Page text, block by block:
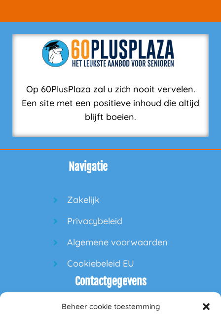
Beheer cookie toestemming
Op 60PlusPlaza zal u zich nooit vervelen.
Een site met een positieve inhoud die altijd
blijft boeien.
Navigatie
Zakelijk
Privacybeleid
Algemene voorwaarden
Cookiebeleid EU
Contactgegevens